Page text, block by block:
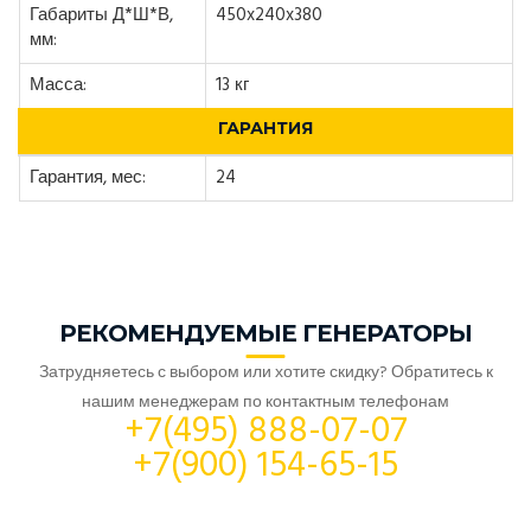
Габариты Д*Ш*В,
мм:
450x240x380
Масса: 13 кг
ГАРАНТИЯ
Гарантия, мес: 24
РЕКОМЕНДУЕМЫЕ ГЕНЕРАТОРЫ
Затрудняетесь с выбором или хотите скидку? Обратитесь к
нашим менеджерам по контактным телефонам
+7(495) 888-07-07
+7(900) 154-65-15